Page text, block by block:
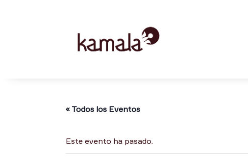
« Todos los Eventos
Este evento ha pasado.